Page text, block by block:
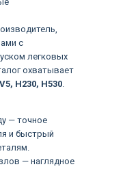
с
легковых
охватывает
V5, H230, H530.
— точное
и быстрый
— наглядное